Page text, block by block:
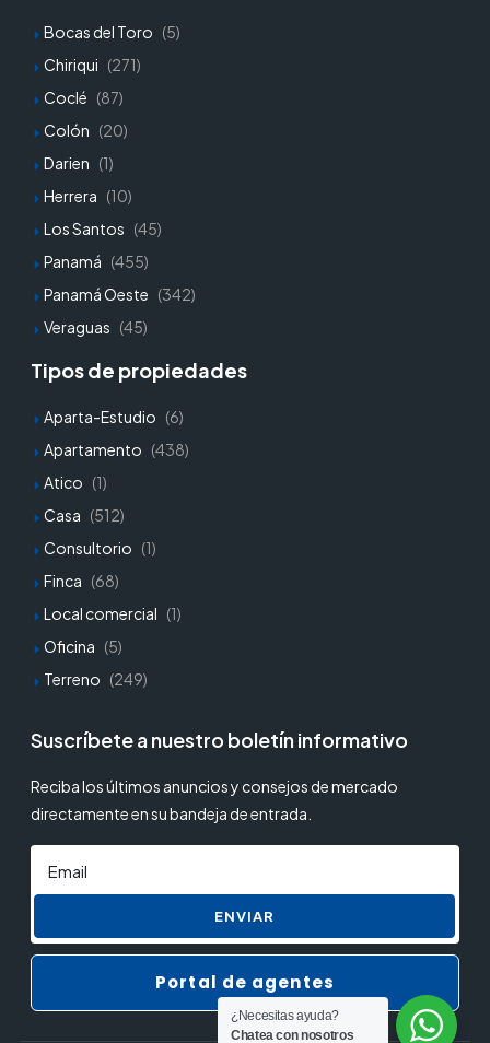
Bocas del Toro (5)
Chiriqui (271)
Coclé (87)
Colón (20)
Darien (1)
Herrera (10)
Los Santos (45)
Panamá (455)
Panamá Oeste (342)
Veraguas (45)
Tipos de propiedades
Aparta-Estudio (6)
Apartamento (438)
Atico (1)
Casa (512)
Consultorio (1)
Finca (68)
Local comercial (1)
Oficina (5)
Terreno (249)
Suscríbete a nuestro boletín informativo
Reciba los últimos anuncios y consejos de mercado
directamente en su bandeja de entrada.
ENVIAR
Portal de agentes
¿Necesitas ayuda?
Chatea con nosotros